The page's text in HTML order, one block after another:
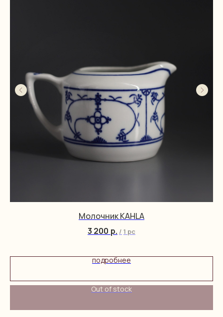
Молочник KAHLA
3 200 р. / 1 pc
подробнее
Out of stock